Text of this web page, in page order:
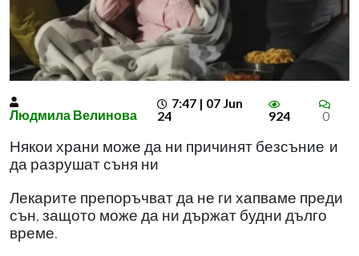
Людмила Велинова
7:47 | 07 Jun
24
924 0
Някои храни може да ни причинят безсъние и
да разрушат съня ни
Лекарите препоръчват да не ги хапваме преди
сън, защото може да ни държат будни дълго
време.